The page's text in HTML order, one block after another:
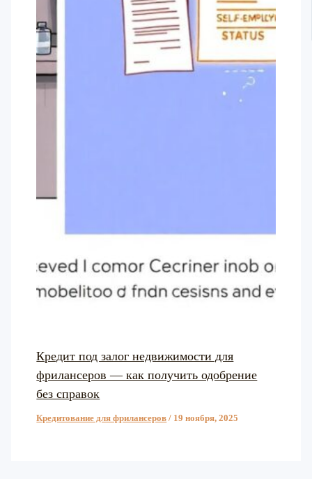
Кредит под залог недвижимости для
фрилансеров — как получить одобрение
без справок
Кредитование для фрилансеров / 19 ноября, 2025